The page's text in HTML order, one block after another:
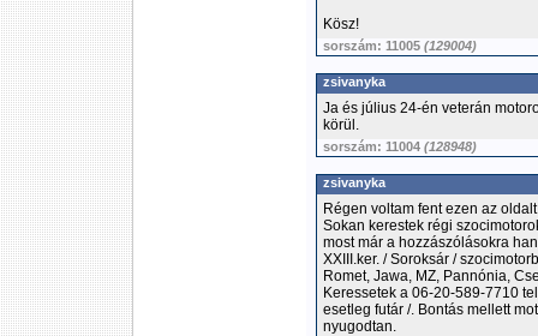
Kösz!
sorszám: 11005 (129004)
zsivanyka
Ja és július 24-én veterán
körül.
sorszám: 11004 (128948)
zsivanyka
Régen voltam fent ezen az
Sokan kerestek régi
most már a hozzászólásokra
XXIII.ker. / Soroksár /
Romet, Jawa, MZ, Pannónia,
Keressetek a 06-20-589-7710
esetleg futár /. Bontás mellett
nyugodtan.